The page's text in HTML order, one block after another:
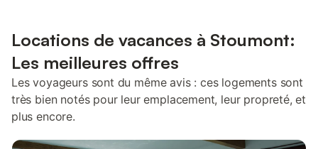
Locations de vacances à Stoumont:
Les meilleures offres
Les voyageurs sont du même avis : ces logements sont
très bien notés pour leur emplacement, leur propreté, et
plus encore.